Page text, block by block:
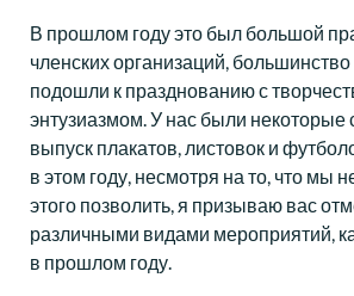
В прошлом году это был большой
членских организаций,
подошли к празднованию с
энтузиазмом. У нас были некоторые
выпуск плакатов, листовок и
в этом году, несмотря на то, что мы
этого позволить, я призываю вас
различными видами мероприятий,
в прошлом году.